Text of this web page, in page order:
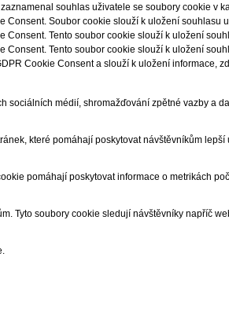
souhlas uživatele se soubory cookie v
Soubor cookie slouží k uložení souhlasu
Tento soubor cookie slouží k uložení
Tento soubor cookie slouží k uložení
Cookie Consent a slouží k uložení
sociálních médií, shromažďování zpětné vazby a
které pomáhají poskytovat návštěvníkům lepší
pomáhají poskytovat informace o metrikách
Tyto soubory cookie sledují návštěvníky napříč